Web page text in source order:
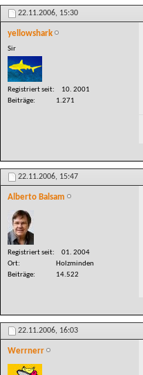
22.11.2006, 15:30
yellowshark
Sir
Registriert seit
10. 2001
Beiträge
1.271
22.11.2006, 15:47
Alberto Balsam
Registriert seit
01. 2004
Ort
Holzminden
Beiträge
14.522
22.11.2006, 16:03
Werrnerr